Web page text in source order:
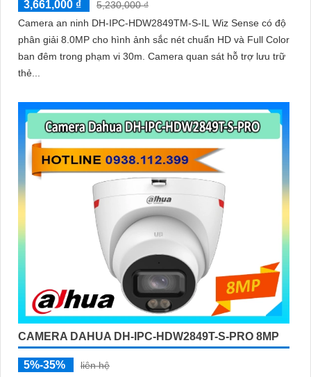
3,661,000 ₫
5,230,000 ₫
Camera an ninh DH-IPC-HDW2849TM-S-IL Wiz Sense có độ
phân giải 8.0MP cho hình ảnh sắc nét chuẩn HD và Full Color
ban đêm trong phạm vi 30m. Camera quan sát hỗ trợ lưu trữ
thẻ...
CAMERA DAHUA DH-IPC-HDW2849T-S-PRO 8MP
5%-35%
liên hệ